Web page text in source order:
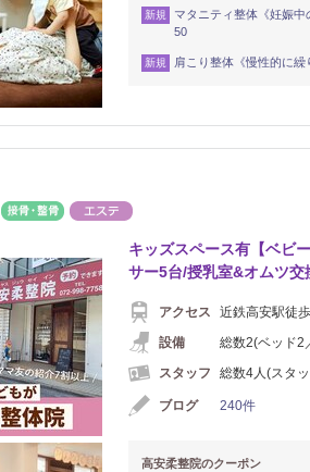
新規
マタニティ整体《妊娠
50
新規 肩こり整体《慢性的に
整体・カイロ接骨・整骨
キッズスペース有【ベビ
サー5台/授乳室&オムツ交
アクセス
近鉄高安駅徒
設備
総数2(ベッド2
スタッフ
総数4人(スタ
ブログ 240件
高安柔整院のクーポン